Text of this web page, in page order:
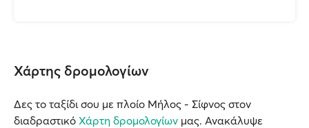
Χάρτης δρομολογίων
Δες το ταξίδι σου με πλοίο Μήλος - Σίφνος στον
διαδραστικό Χάρτη δρομολογίων μας. Ανακάλυψε